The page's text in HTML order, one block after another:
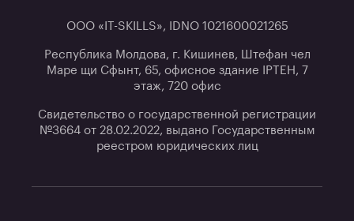
ООО «IT-SKILLS», IDNO 1021600021265
Республика Молдова, г. Кишинев, Штефан чел
Маре щи Сфынт, 65, офисное здание IPTEH, 7
этаж, 720 офис
Свидетельство о государственной регистрации
№3664 от 28.02.2022, выдано Государственным
реестром юридических лиц